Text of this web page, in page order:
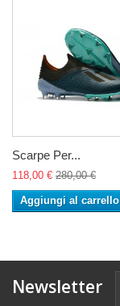
Scarpe Per...
118,00 € 280,00 €
Aggiungi al carrello
Newsletter